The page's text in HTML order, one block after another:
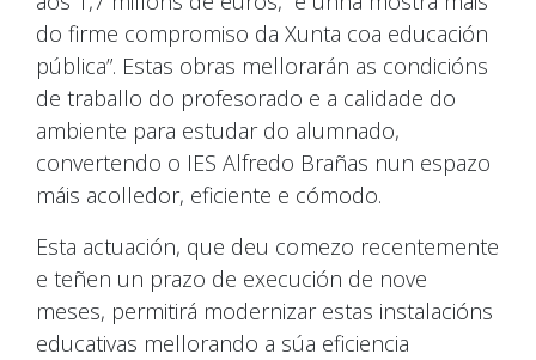
do firme compromiso da Xunta coa educación
pública”. Estas obras mellorarán as condicións
de traballo do profesorado e a calidade do
ambiente para estudar do alumnado,
convertendo o IES Alfredo Brañas nun espazo
máis acolledor, eficiente e cómodo.
Esta actuación, que deu comezo recentemente
e teñen un prazo de execución de nove
meses, permitirá modernizar estas instalacións
educativas mellorando a súa eficiencia